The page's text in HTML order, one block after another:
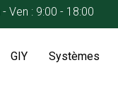
- Ven : 9:00 - 18:00
GIY Systèmes